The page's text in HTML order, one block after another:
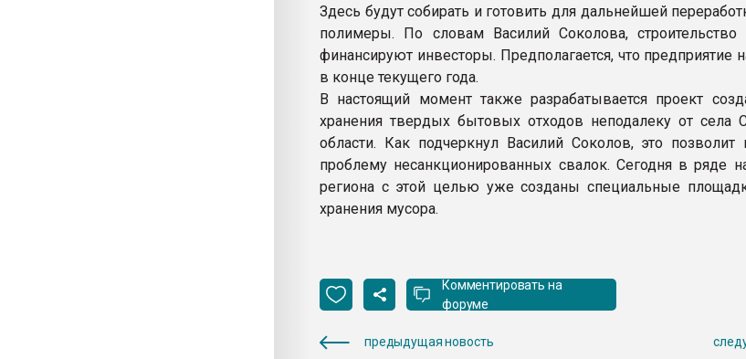
Здесь будут собирать и готовить для дальнейшей
полимеры. По словам Василий Соколова, строительство
финансируют инвесторы. Предполагается, что предприятие
в конце текущего года.
В настоящий момент также разрабатывается проект
хранения твердых бытовых отходов неподалеку от села
области. Как подчеркнул Василий Соколов, это
проблему несанкционированных свалок. Сегодня в ряде
региона с этой целью уже созданы специальные
хранения мусора.
Комментировать на
форуме
предыдущая новость